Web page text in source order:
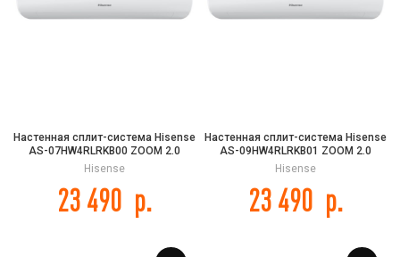
Настенная сплит-система Hisense
AS-07HW4RLRKB00 ZOOM 2.0
Classic A
Hisense
23 490 р.
Настенная сплит-система Hisense
AS-09HW4RLRKB01 ZOOM 2.0
Classic A
Hisense
23 490 р.